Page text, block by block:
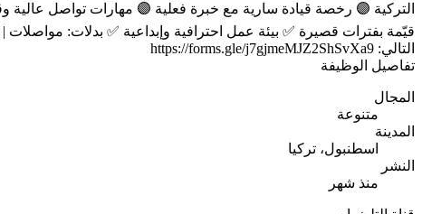
التركية 🟣 رخصة قيادة سارية مع خبرة فعلية 🟣 مهارات تواصل
التالي: https://forms.gle/j7gjmeMJZ2ShSvXa9
تفاصيل الوظيفة
المجال
متنوعة
المدينة
اسطنبول، تركيا
النشر
منذ شهر